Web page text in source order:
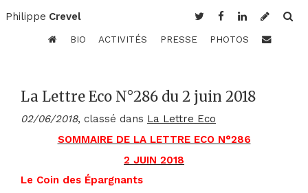
Philippe Crevel
BIO ACTIVITÉS PRESSE PHOTOS
La Lettre Eco N°286 du 2 juin 2018
02/06/2018, classé dans La Lettre Eco
SOMMAIRE DE LA LETTRE ECO N°286
2 JUIN 2018
Le Coin des Épargnants